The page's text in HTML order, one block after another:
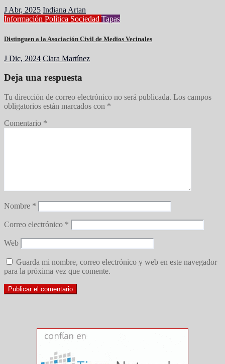
J Abr, 2025 Indiana Artan
Información Política Sociedad Tapas
Distinguen a la Asociación Civil de Medios Vecinales
J Dic, 2024 Clara Martínez
Deja una respuesta
Tu dirección de correo electrónico no será publicada. Los campos
obligatorios están marcados con *
Comentario *
Nombre *
Correo electrónico *
Web
Guarda mi nombre, correo electrónico y web en este navegador
para la próxima vez que comente.